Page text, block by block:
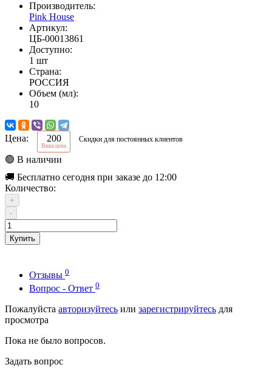
Производитель:
Pink House
Артикул:
ЦБ-00013861
Доступно:
1 шт
Страна:
РОССИЯ
Объем (мл):
10
Цена: 200
Ваша цена
Скидки для постоянных клиентов
🟢 В наличии
🚚 Бесплатно сегодня при заказе до 12:00
Количество:
+
-
Купить
Отзывы 0
Вопрос - Ответ 0
Пожалуйста авторизуйтесь или зарегистрируйтесь для
просмотра
Пока не было вопросов.
Задать вопрос